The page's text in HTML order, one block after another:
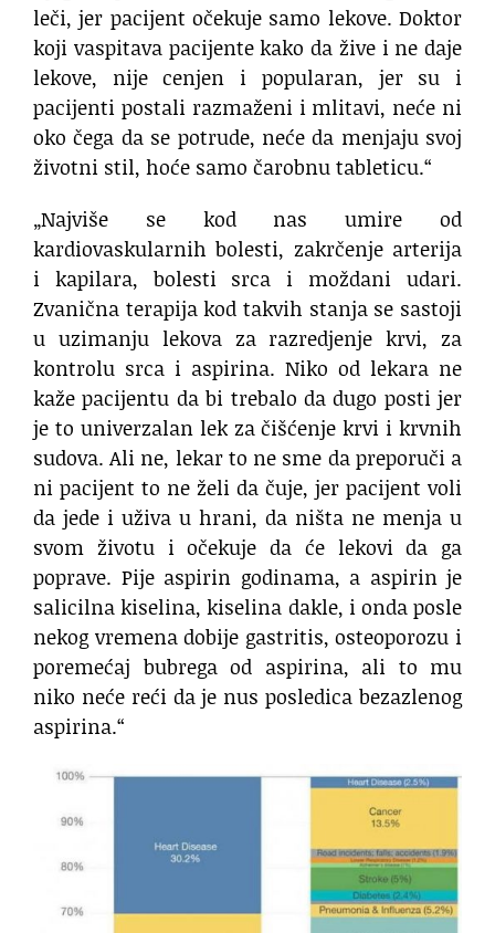
leči, jer pacijent očekuje samo lekove. Doktor
koji vaspitava pacijente kako da žive i ne daje
lekove, nije cenjen i popularan, jer su i
pacijenti postali razmaženi i mlitavi, neće ni
oko čega da se potrude, neće da menjaju svoj
životni stil, hoće samo čarobnu tableticu.“
„Najviše se kod nas umire od
kardiovaskularnih bolesti, zakrčenje arterija
i kapilara, bolesti srca i moždani udari.
Zvanična terapija kod takvih stanja se sastoji
u uzimanju lekova za razredjenje krvi, za
kontrolu srca i aspirina. Niko od lekara ne
kaže pacijentu da bi trebalo da dugo posti jer
je to univerzalan lek za čišćenje krvi i krvnih
sudova. Ali ne, lekar to ne sme da preporuči a
ni pacijent to ne želi da čuje, jer pacijent voli
da jede i uživa u hrani, da ništa ne menja u
svom životu i očekuje da će lekovi da ga
poprave. Pije aspirin godinama, a aspirin je
salicilna kiselina, kiselina dakle, i onda posle
nekog vremena dobije gastritis, osteoporozu i
poremećaj bubrega od aspirina, ali to mu
niko neće reći da je nus posledica bezazlenog
aspirina.“